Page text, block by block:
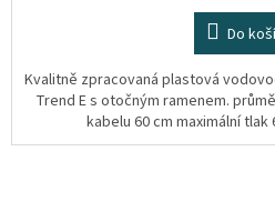
Do
Kvalitně zpracovaná plastová
Trend E s otočným ramenem.
kabelu 60 cm maximální tlak